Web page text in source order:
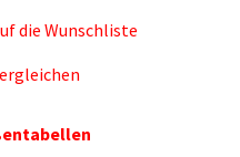
die Wunschliste